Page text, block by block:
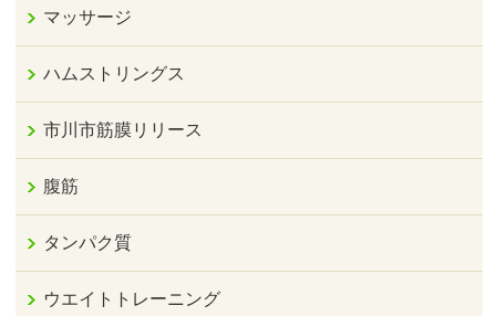
マッサージ
ハムストリングス
市川市筋膜リリース
腹筋
タンパク質
ウエイトトレーニング